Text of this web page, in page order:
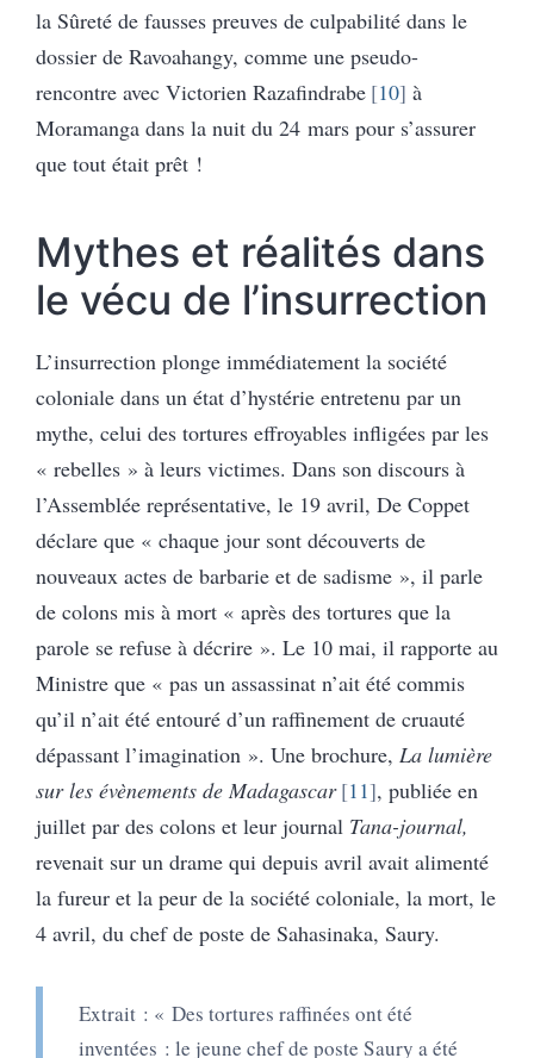
la Sûreté de fausses preuves de culpabilité dans le
dossier de Ravoahangy, comme une pseudo-
rencontre avec Victorien Razafindrabe 10 à
Moramanga dans la nuit du 24 mars pour s’assurer
que tout était prêt !
Mythes et réalités dans
le vécu de l’insurrection
L’insurrection plonge immédiatement la société
coloniale dans un état d’hystérie entretenu par un
mythe, celui des tortures effroyables infligées par les
« rebelles » à leurs victimes. Dans son discours à
l’Assemblée représentative, le 19 avril, De Coppet
déclare que « chaque jour sont découverts de
nouveaux actes de barbarie et de sadisme », il parle
de colons mis à mort « après des tortures que la
parole se refuse à décrire ». Le 10 mai, il rapporte au
Ministre que « pas un assassinat n’ait été commis
qu’il n’ait été entouré d’un raffinement de cruauté
dépassant l’imagination ». Une brochure, La lumière
sur les évènements de Madagascar 11 , publiée en
juillet par des colons et leur journal Tana-journal,
revenait sur un drame qui depuis avril avait alimenté
la fureur et la peur de la société coloniale, la mort, le
4 avril, du chef de poste de Sahasinaka, Saury.
Extrait : « Des tortures raffinées ont été
inventées : le jeune chef de poste Saury a été